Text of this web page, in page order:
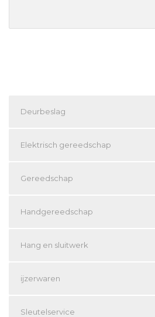
Deurbeslag
Elektrisch gereedschap
Gereedschap
Handgereedschap
Hang en sluitwerk
ijzerwaren
Sleutelservice